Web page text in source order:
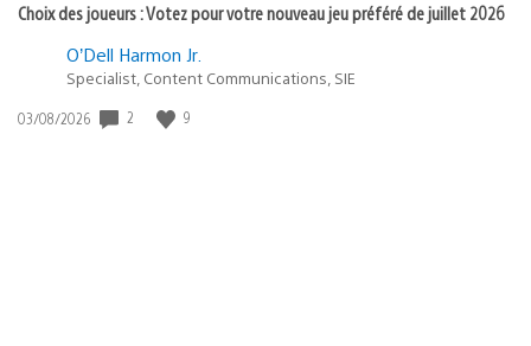
Choix des joueurs : Votez pour votre nouveau jeu préféré de juillet 2026
O’Dell Harmon Jr.
Specialist, Content Communications, SIE
Date
03/08/2026 2 9